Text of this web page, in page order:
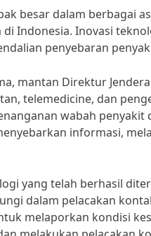
besar dalam berbagai
Indonesia. Inovasi
penyebaran
mantan Direktur
telemedicine, dan
wabah
informasi,
yang telah berhasil
dalam pelacakan
melaporkan kondisi